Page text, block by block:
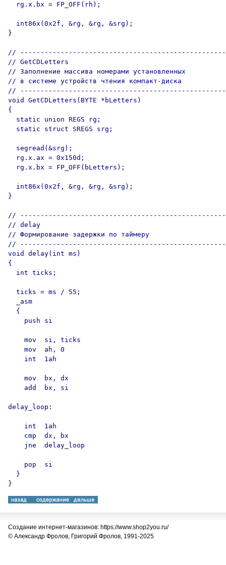
  rg.x.bx = FP_OFF(rh);
  int86x(0x2f, &rg, &rg, &srg);
}
// ---------------------------------------------------
// GetCDLetters
// Заполнение массива номерами установленных
// в системе устройств чтения компакт-диска
// ---------------------------------------------------
void GetCDLetters(BYTE *bLetters)
{
  static union REGS rg;
  static struct SREGS srg;
  segread(&srg);
  rg.x.ax = 0x150d;
  rg.x.bx = FP_OFF(bLetters);
  int86x(0x2f, &rg, &rg, &srg);
}
// ---------------------------------------------------
// delay
// Формирование задержки по таймеру
// ---------------------------------------------------
void delay(int ms)
{
  int ticks;
  ticks = ms / 55;
  _asm
  {
    push si
    mov  si, ticks
    mov  ah, 0
    int  1ah
    mov  bx, dx
    add  bx, si
delay_loop:
    int  1ah
    cmp  dx, bx
    jne  delay_loop
    pop  si
  }
Создание интернет-магазинов: https://www.shop2you.ru/
© Александр Фролов, Григорий Фролов, 1991-2025